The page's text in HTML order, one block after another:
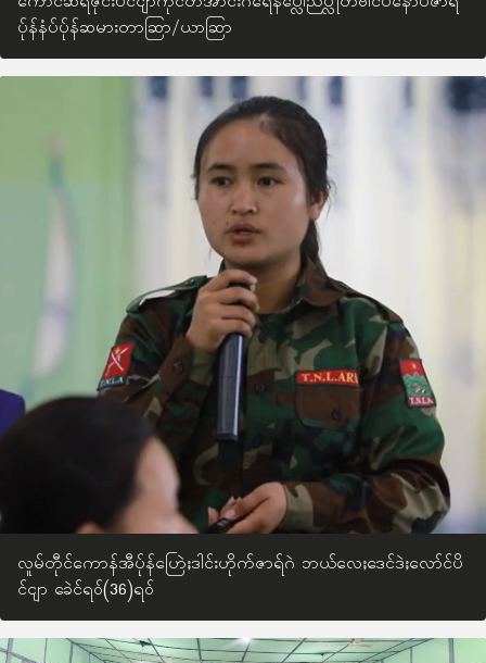
ပ်ုန်နံပ်ပ်ုန်ဆမားတာဆြာ/ယာဆြာ
လူမ်တီုင်ကောန်အီပ်ုန်ဟြေဲႈဒါင်းဟိုက်ဇာရ်ဂဲ ဘယ်လေႈဒေင်ဒဲႈလော်င်ပိ
င်ငျာ ခေဲင်ရဝ်(36)ရဝ်